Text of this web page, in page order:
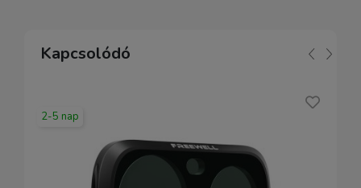
Kapcsolódó
2-5 nap